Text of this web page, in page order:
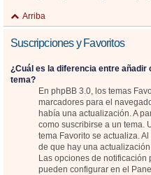
Arriba
Suscripciones y Favoritos
¿Cuál es la diferencia entre
tema?
En phpBB 3.0, los temas
marcadores para el
había una actualización. A
como suscribirse a un tema.
tema Favorito se actualiza.
de que hay una
Las opciones de notificación
pueden configurar en el